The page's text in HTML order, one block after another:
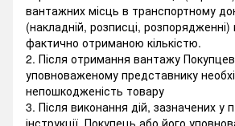
вантажних місць в транспортному
(накладній, розписці, розпорядженні)
фактично отриманою кількістю.
2. Після отримання вантажу
уповноваженому представнику
непошкодженість товару
3. Після виконання дій, зазначених у